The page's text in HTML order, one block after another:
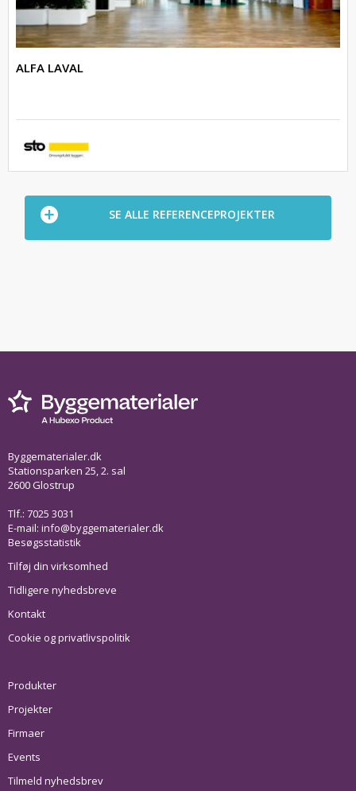
ALFA LAVAL
SE ALLE REFERENCEPROJEKTER
Byggematerialer.dk
Stationsparken 25, 2. sal
2600 Glostrup
Tlf.: 7025 3031
E-mail: info@byggematerialer.dk
Besøgsstatistik
Tilføj din virksomhed
Tidligere nyhedsbreve
Kontakt
Cookie og privatlivspolitik
Produkter
Projekter
Firmaer
Events
Tilmeld nyhedsbrev